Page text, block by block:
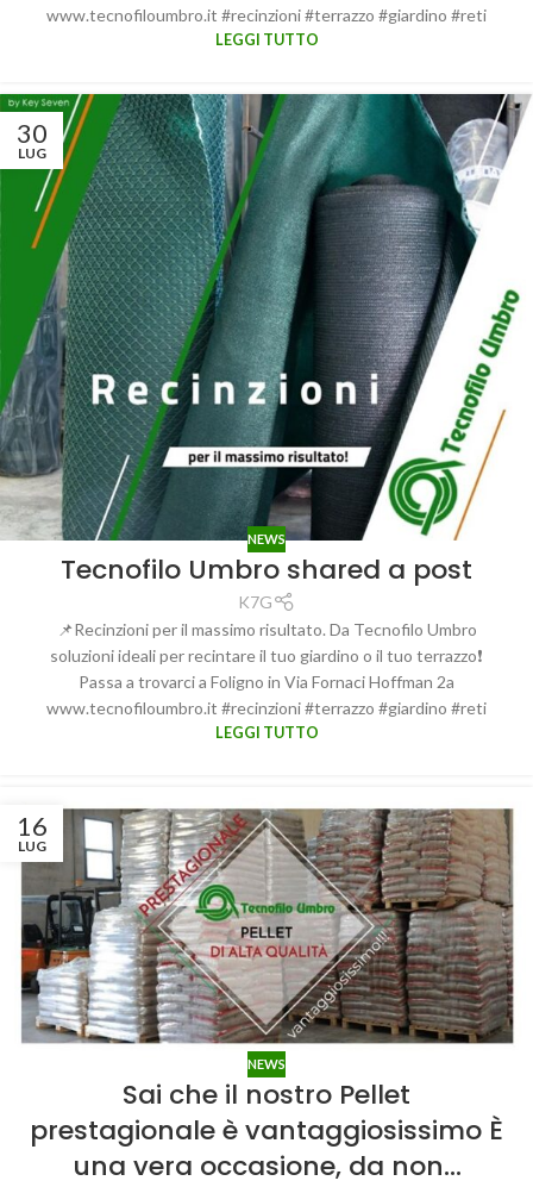
www.tecnofiloumbro.it #recinzioni #terrazzo #giardino #reti
LEGGI TUTTO
30
LUG
NEWS
Tecnofilo Umbro shared a post
K7G
📌Recinzioni per il massimo risultato. Da Tecnofilo Umbro
soluzioni ideali per recintare il tuo giardino o il tuo terrazzo❗️
Passa a trovarci a Foligno in Via Fornaci Hoffman 2a
www.tecnofiloumbro.it #recinzioni #terrazzo #giardino #reti
LEGGI TUTTO
16
LUG
NEWS
Sai che il nostro Pellet
prestagionale è vantaggiosissimo È
una vera occasione, da non…